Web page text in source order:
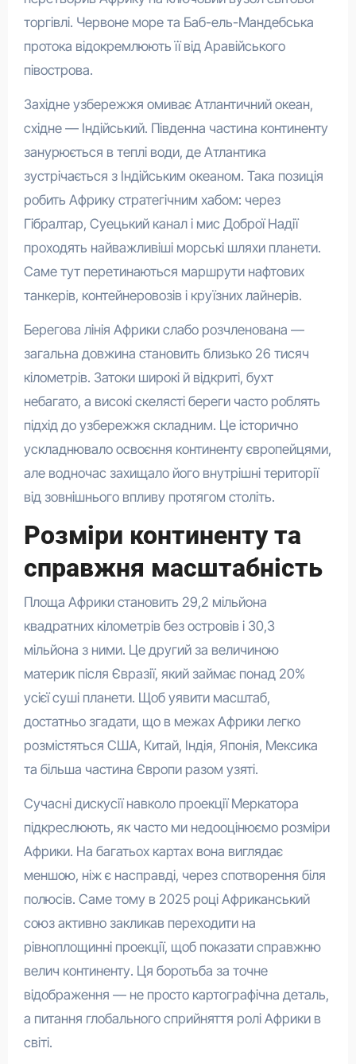
торгівлі. Червоне море та Баб-ель-Мандебська
протока відокремлюють її від Аравійського
півострова.
Західне узбережжя омиває Атлантичний океан,
східне — Індійський. Південна частина континенту
занурюється в теплі води, де Атлантика
зустрічається з Індійським океаном. Така позиція
робить Африку стратегічним хабом: через
Гібралтар, Суецький канал і мис Доброї Надії
проходять найважливіші морські шляхи планети.
Саме тут перетинаються маршрути нафтових
танкерів, контейнеровозів і круїзних лайнерів.
Берегова лінія Африки слабо розчленована —
загальна довжина становить близько 26 тисяч
кілометрів. Затоки широкі й відкриті, бухт
небагато, а високі скелясті береги часто роблять
підхід до узбережжя складним. Це історично
ускладнювало освоєння континенту європейцями,
але водночас захищало його внутрішні території
від зовнішнього впливу протягом століть.
Розміри континенту та
справжня масштабність
Площа Африки становить 29,2 мільйона
квадратних кілометрів без островів і 30,3
мільйона з ними. Це другий за величиною
материк після Євразії, який займає понад 20%
усієї суші планети. Щоб уявити масштаб,
достатньо згадати, що в межах Африки легко
розмістяться США, Китай, Індія, Японія, Мексика
та більша частина Європи разом узяті.
Сучасні дискусії навколо проекції Меркатора
підкреслюють, як часто ми недооцінюємо розміри
Африки. На багатьох картах вона виглядає
меншою, ніж є насправді, через спотворення біля
полюсів. Саме тому в 2025 році Африканський
союз активно закликав переходити на
рівноплощинні проекції, щоб показати справжню
велич континенту. Ця боротьба за точне
відображення — не просто картографічна деталь,
а питання глобального сприйняття ролі Африки в
світі.